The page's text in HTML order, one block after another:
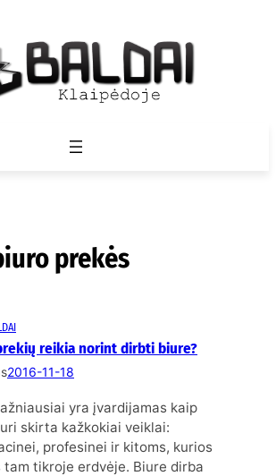
prekės
reikia norint dirbti biure?
2016-11-18
yra įvardijamas kaip
skirta kažkokiai veiklai:
profesinei ir kitoms, kurios
tam tikroje erdvėje. Biure dirba